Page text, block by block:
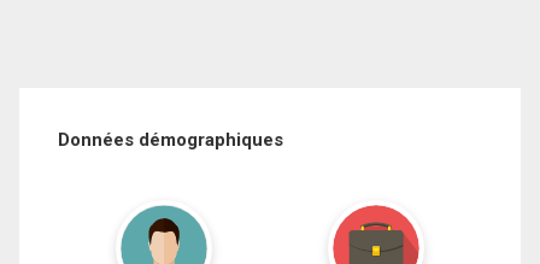
Données démographiques